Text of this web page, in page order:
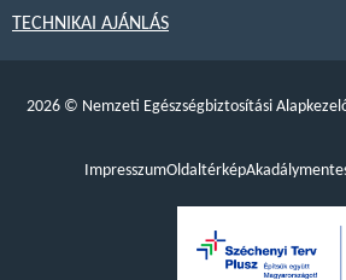
TECHNIKAI AJÁNLÁS
2026 © Nemzeti Egészségbiztosítási
ImpresszumOldaltérkép